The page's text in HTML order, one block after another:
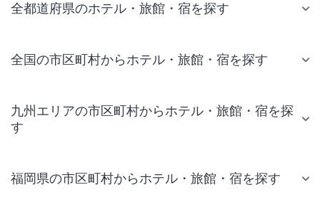
全都道府県のホテル・旅館・宿を探す
全国の市区町村からホテル・旅館・宿を探す
九州エリアの市区町村からホテル・旅館・宿を探
す
福岡県の市区町村からホテル・旅館・宿を探す